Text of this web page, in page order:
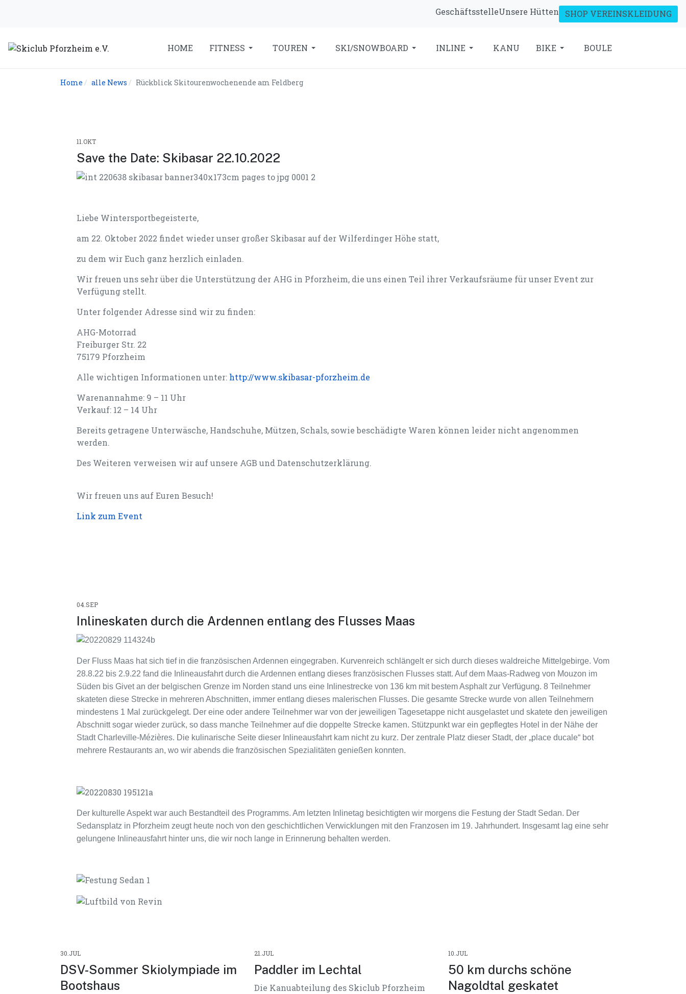
GeschäftsstelleUnsere Hütten SHOP VEREINSKLEIDUNG
HOME FITNESS TOUREN SKI/SNOWBOARD INLINE KANU BIKE BOULE
Home alle News Rückblick Skitourenwochenende am Feldberg
11.OKT
Save the Date: Skibasar 22.10.2022
Liebe Wintersportbegeisterte,
am 22. Oktober 2022 findet wieder unser großer Skibasar auf der Wilferdinger Höhe statt,
zu dem wir Euch ganz herzlich einladen.
Wir freuen uns sehr über die Unterstützung der AHG in Pforzheim, die uns einen Teil ihrer Verkaufsräume für unser Event zur
Verfügung stellt.
Unter folgender Adresse sind wir zu finden:
AHG-Motorrad
Freiburger Str. 22
75179 Pforzheim
Alle wichtigen Informationen unter: http://www.skibasar-pforzheim.de
Warenannahme: 9 – 11 Uhr
Verkauf: 12 – 14 Uhr
Bereits getragene Unterwäsche, Handschuhe, Mützen, Schals, sowie beschädigte Waren können leider nicht angenommen
werden.
Des Weiteren verweisen wir auf unsere AGB und Datenschutzerklärung.
Wir freuen uns auf Euren Besuch!
Link zum Event
04.SEP
Inlineskaten durch die Ardennen entlang des Flusses Maas
Der Fluss Maas hat sich tief in die französischen Ardennen eingegraben. Kurvenreich schlängelt er sich durch dieses waldreiche Mittelgebirge. Vom
28.8.22 bis 2.9.22 fand die Inlineausfahrt durch die Ardennen entlang dieses französischen Flusses statt. Auf dem Maas-Radweg von Mouzon im
Süden bis Givet an der belgischen Grenze im Norden stand uns eine Inlinestrecke von 136 km mit bestem Asphalt zur Verfügung. 8 Teilnehmer
skateten diese Strecke in mehreren Abschnitten, immer entlang dieses malerischen Flusses. Die gesamte Strecke wurde von allen Teilnehmern
mindestens 1 Mal zurückgelegt. Der eine oder andere Teilnehmer war von der jeweiligen Tagesetappe nicht ausgelastet und skatete den jeweiligen
Abschnitt sogar wieder zurück, so dass manche Teilnehmer auf die doppelte Strecke kamen. Stützpunkt war ein gepflegtes Hotel in der Nähe der
Stadt Charleville-Mézières. Die kulinarische Seite dieser Inlineausfahrt kam nicht zu kurz. Der zentrale Platz dieser Stadt, der „place ducale“ bot
mehrere Restaurants an, wo wir abends die französischen Spezialitäten genießen konnten.
Der kulturelle Aspekt war auch Bestandteil des Programms. Am letzten Inlinetag besichtigten wir morgens die Festung der Stadt Sedan. Der
Sedansplatz in Pforzheim zeugt heute noch von den geschichtlichen Verwicklungen mit den Franzosen im 19. Jahrhundert. Insgesamt lag eine sehr
gelungene Inlineausfahrt hinter uns, die wir noch lange in Erinnerung behalten werden.
30.JUL
DSV-Sommer Skiolympiade im
Bootshaus
21.JUL
Paddler im Lechtal
Die Kanuabteilung des Skiclub Pforzheim
10.JUL
50 km durchs schöne
Nagoldtal geskatet